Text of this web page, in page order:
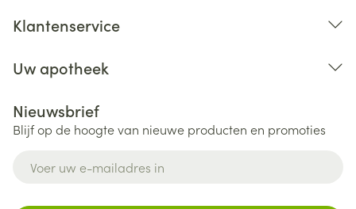
Klantenservice
Uw apotheek
Nieuwsbrief
Blijf op de hoogte van nieuwe producten en promoties